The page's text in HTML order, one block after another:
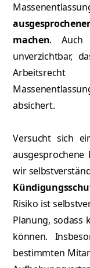
machen. Auch
unverzichtbar,
absichert.
Versucht sich
ausgesprochene
wir
Risiko ist
Planung, sodass
können.
bestimmten